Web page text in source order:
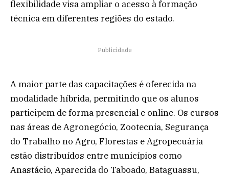
flexibilidade visa ampliar o acesso à formação
técnica em diferentes regiões do estado.
Publicidade
A maior parte das capacitações é oferecida na
modalidade híbrida, permitindo que os alunos
participem de forma presencial e online. Os cursos
nas áreas de Agronegócio, Zootecnia, Segurança
do Trabalho no Agro, Florestas e Agropecuária
estão distribuídos entre municípios como
Anastácio, Aparecida do Taboado, Bataguassu,